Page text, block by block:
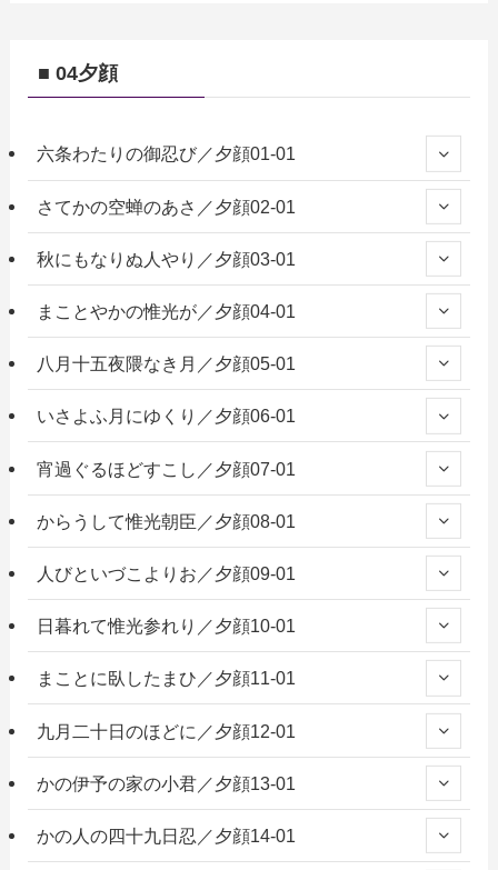
■ 04夕顔
六条わたりの御忍び／夕顔01-01
さてかの空蝉のあさ／夕顔02-01
秋にもなりぬ人やり／夕顔03-01
まことやかの惟光が／夕顔04-01
八月十五夜隈なき月／夕顔05-01
いさよふ月にゆくり／夕顔06-01
宵過ぐるほどすこし／夕顔07-01
からうして惟光朝臣／夕顔08-01
人びといづこよりお／夕顔09-01
日暮れて惟光参れり／夕顔10-01
まことに臥したまひ／夕顔11-01
九月二十日のほどに／夕顔12-01
かの伊予の家の小君／夕顔13-01
かの人の四十九日忍／夕顔14-01